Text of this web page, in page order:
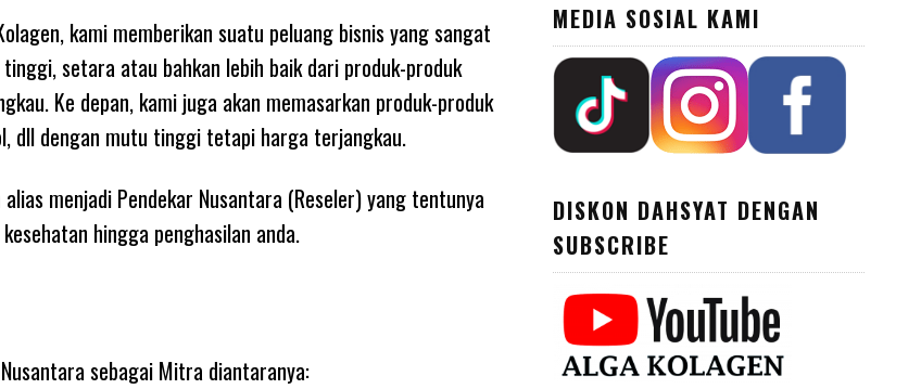
kami memberikan suatu peluang bisnis yang sangat
setara atau bahkan lebih baik dari produk-produk
Ke depan, kami juga akan memasarkan produk-produk
dll dengan mutu tinggi tetapi harga terjangkau.
menjadi Pendekar Nusantara (Reseler) yang tentunya
hingga penghasilan anda.
sebagai Mitra diantaranya:
MEDIA SOSIAL KAMI
DISKON DAHSYAT DENGAN
SUBSCRIBE